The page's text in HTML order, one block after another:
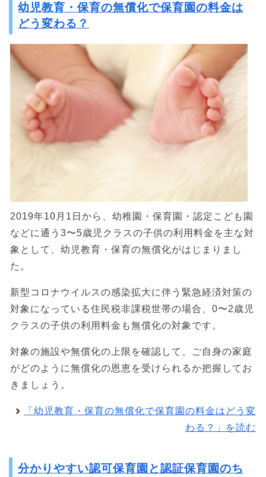
幼児教育・保育の無償化で保育園の料金は
どう変わる？
2019年10月1日から、幼稚園・保育園・認定こども園
などに通う3〜5歳児クラスの子供の利用料金を主な対
象として、幼児教育・保育の無償化がはじまりまし
た。
新型コロナウイルスの感染拡大に伴う緊急経済対策の
対象になっている住民税非課税世帯の場合、0〜2歳児
クラスの子供の利用料金も無償化の対象です。
対象の施設や無償化の上限を確認して、ご自身の家庭
がどのように無償化の恩恵を受けられるか把握してお
きましょう。
「幼児教育・保育の無償化で保育園の料金はどう変
わる？」を読む
分かりやすい認可保育園と認証保育園のち